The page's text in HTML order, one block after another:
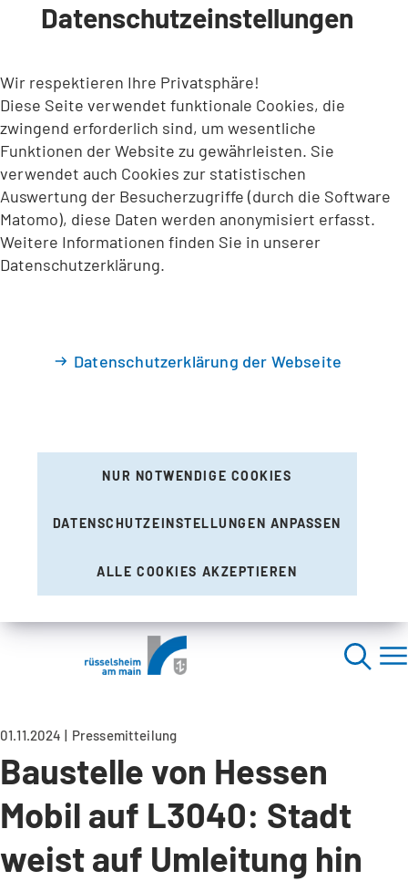
INHALT ANSPRINGEN
Datenschutzeinstellungen
Wir respektieren Ihre Privatsphäre!
Diese Seite verwendet funktionale Cookies, die
zwingend erforderlich sind, um wesentliche
Funktionen der Website zu gewährleisten. Sie
verwendet auch Cookies zur statistischen
Auswertung der Besucherzugriffe (durch die Software
Matomo), diese Daten werden anonymisiert erfasst.
Weitere Informationen finden Sie in unserer
Datenschutzerklärung.
Datenschutzerklärung der Webseite
NUR NOTWENDIGE COOKIES
DATENSCHUTZEINSTELLUNGEN ANPASSEN
ALLE COOKIES AKZEPTIEREN
01.11.2024 Pressemitteilung
Baustelle von Hessen
Mobil auf L3040: Stadt
weist auf Umleitung hin